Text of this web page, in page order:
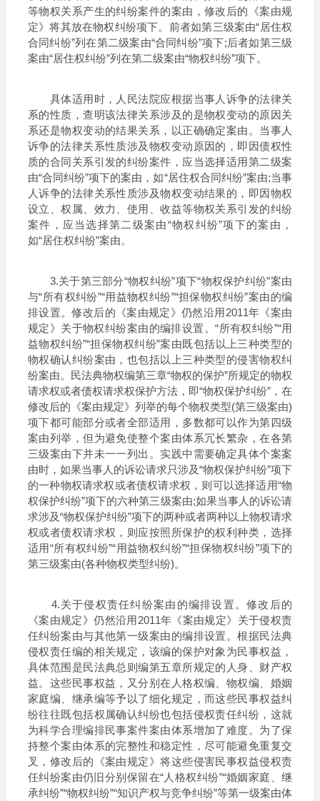
等物权关系产生的纠纷案件的案由，修改后的《案由规
定》将其放在物权纠纷项下。前者如第三级案由“居住权
合同纠纷”列在第二级案由“合同纠纷”项下;后者如第三级
案由“居住权纠纷”列在第二级案由“物权纠纷”项下。
具体适用时，人民法院应根据当事人诉争的法律关
系的性质，查明该法律关系涉及的是物权变动的原因关
系还是物权变动的结果关系，以正确确定案由。当事人
诉争的法律关系性质涉及物权变动原因的，即因债权性
质的合同关系引发的纠纷案件，应当选择适用第二级案
由“合同纠纷”项下的案由，如“居住权合同纠纷”案由;当事
人诉争的法律关系性质涉及物权变动结果的，即因物权
设立、权属、效力、使用、收益等物权关系引发的纠纷
案件，应当选择第二级案由“物权纠纷”项下的案由，
如“居住权纠纷”案由。
3.关于第三部分“物权纠纷”项下“物权保护纠纷”案由
与“所有权纠纷”“用益物权纠纷”“担保物权纠纷”案由的编
排设置。修改后的《案由规定》仍然沿用2011年《案由
规定》关于物权纠纷案由的编排设置。“所有权纠纷”“用
益物权纠纷”“担保物权纠纷”案由既包括以上三种类型的
物权确认纠纷案由，也包括以上三种类型的侵害物权纠
纷案由。民法典物权编第三章“物权的保护”所规定的物权
请求权或者债权请求权保护方法，即“物权保护纠纷”，在
修改后的《案由规定》列举的每个物权类型(第三级案由)
项下都可能部分或者全部适用，多数都可以作为第四级
案由列举，但为避免使整个案由体系冗长繁杂，在各第
三级案由下并未一一列出。实践中需要确定具体个案案
由时，如果当事人的诉讼请求只涉及“物权保护纠纷”项下
的一种物权请求权或者债权请求权，则可以选择适用“物
权保护纠纷”项下的六种第三级案由;如果当事人的诉讼请
求涉及“物权保护纠纷”项下的两种或者两种以上物权请求
权或者债权请求权，则应按照所保护的权利种类，选择
适用“所有权纠纷”“用益物权纠纷”“担保物权纠纷”项下的
第三级案由(各种物权类型纠纷)。
4.关于侵权责任纠纷案由的编排设置。修改后的
《案由规定》仍然沿用2011年《案由规定》关于侵权责
任纠纷案由与其他第一级案由的编排设置。根据民法典
侵权责任编的相关规定，该编的保护对象为民事权益，
具体范围是民法典总则编第五章所规定的人身、财产权
益。这些民事权益，又分别在人格权编、物权编、婚姻
家庭编、继承编等予以了细化规定，而这些民事权益纠
纷往往既包括权属确认纠纷也包括侵权责任纠纷，这就
为科学合理编排民事案件案由体系增加了难度。为了保
持整个案由体系的完整性和稳定性，尽可能避免重复交
叉，修改后的《案由规定》将这些侵害民事权益侵权责
任纠纷案由仍旧分别保留在“人格权纠纷”“婚姻家庭、继
承纠纷”“物权纠纷”“知识产权与竞争纠纷”等第一级案由体